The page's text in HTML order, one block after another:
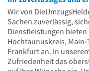
Wir von
Sachen zuverlässig,
Dienstleistungen
Hochtaunuskreis,
Frankfurt an. In
Zufriedenheit das